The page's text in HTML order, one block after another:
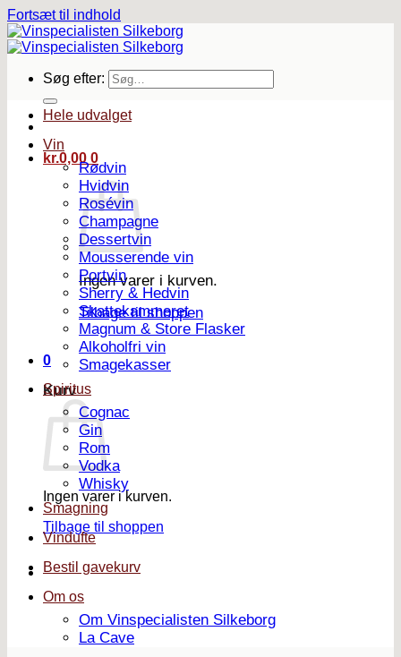
Fortsæt til indhold
Søg efter:
kr.0,00 0
Ingen varer i kurven.
Tilbage til shoppen
0
Kurv
Ingen varer i kurven.
Tilbage til shoppen
Hele udvalget
Vin
Rødvin
Hvidvin
Rosévin
Champagne
Dessertvin
Mousserende vin
Portvin
Sherry & Hedvin
Skattekammeret
Magnum & Store Flasker
Alkoholfri vin
Smagekasser
Spiritus
Cognac
Gin
Rom
Vodka
Whisky
Smagning
Vindufte
Bestil gavekurv
Om os
Om Vinspecialisten Silkeborg
La Cave